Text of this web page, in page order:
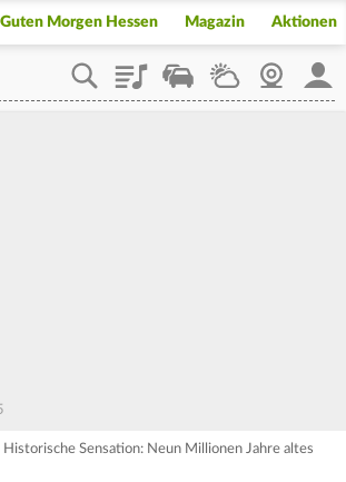
Guten Morgen Hessen Magazin Aktionen
PlaylistStaupilotWetterWebcam
Historische Sensation: Neun Millionen Jahre altes